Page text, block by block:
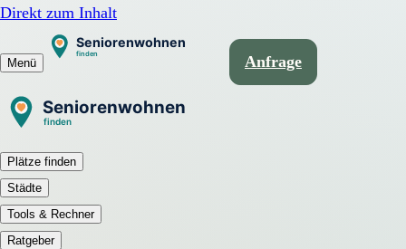
Direkt zum Inhalt
Menü Anfrage
Plätze finden
Städte
Tools & Rechner
Ratgeber